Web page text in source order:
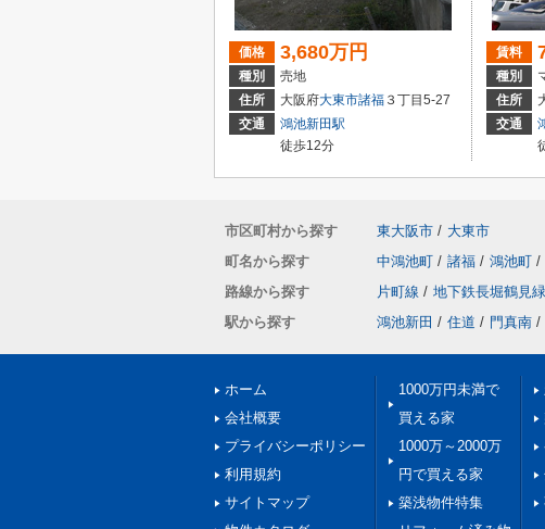
価格 3,680万円
種別
売地
住所
大阪府大東市諸福 ３丁目5-27
交通
鴻池新田駅
徒歩12分
賃料
種別
住所
交通
市区町村から探す 東大阪市 / 大東市
町名から探す
中鴻池町 / 諸福 / 鴻池町 /
路線から探す
片町線 / 地下鉄長堀鶴見
駅から探す
鴻池新田 / 住道 / 門真南 /
ホーム
会社概要
プライバシーポリシー
利用規約
サイトマップ
1000万円未満で
買える家
1000万～2000万
円で買える家
築浅物件特集